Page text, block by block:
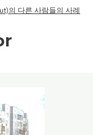
의 다른 사람들의 사례